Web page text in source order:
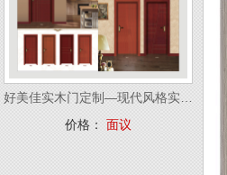
价格： 面议